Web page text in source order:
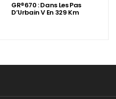
GR®670 : Dans Les Pas
D’Urbain V En 329 Km